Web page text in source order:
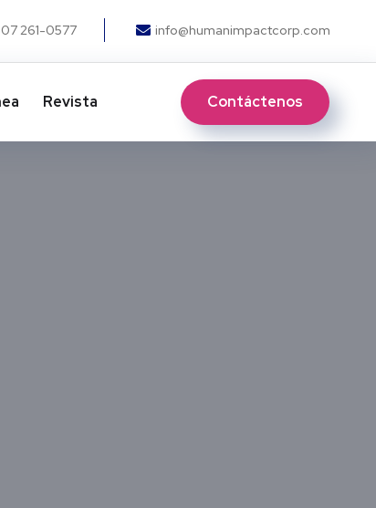
261-0577 info@humanimpactcorp.com
Revista Contáctenos